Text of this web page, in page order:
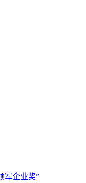
军企业奖”